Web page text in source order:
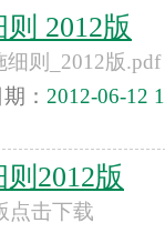
2012版
则_2012版.pdf
期： 2012-06-12
2012版
点击下载